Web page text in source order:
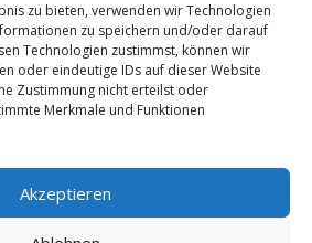
zu bieten, verwenden wir Technologien
zu speichern und/oder darauf
Technologien zustimmst, können wir
oder eindeutige IDs auf dieser Website
Zustimmung nicht erteilst oder
Merkmale und Funktionen
Akzeptieren
NÄCHSTER ARTIKEL
Monteurzimmer
Friedrichsthal
Mehr als 18 aktive